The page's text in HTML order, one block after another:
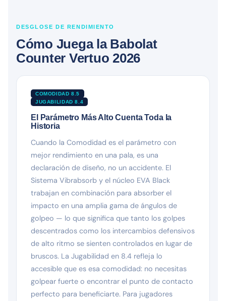
DESGLOSE DE RENDIMIENTO
Cómo Juega la Babolat
Counter Vertuo 2026
COMODIDAD 8.5
JUGABILIDAD 8.4
El Parámetro Más Alto Cuenta Toda la
Historia
Cuando la Comodidad es el parámetro con
mejor rendimiento en una pala, es una
declaración de diseño, no un accidente. El
Sistema Vibrabsorb y el núcleo EVA Black
trabajan en combinación para absorber el
impacto en una amplia gama de ángulos de
golpeo — lo que significa que tanto los golpes
descentrados como los intercambios defensivos
de alto ritmo se sienten controlados en lugar de
bruscos. La Jugabilidad en 8.4 refleja lo
accesible que es esa comodidad: no necesitas
golpear fuerte o encontrar el punto de contacto
perfecto para beneficiarte. Para jugadores